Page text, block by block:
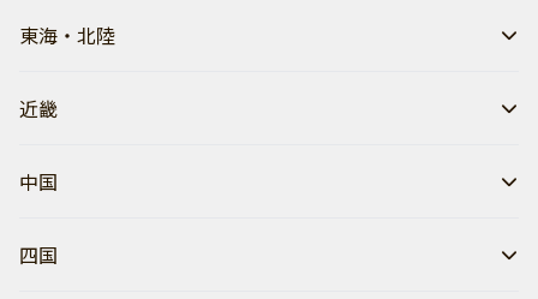
東海・北陸
近畿
中国
四国